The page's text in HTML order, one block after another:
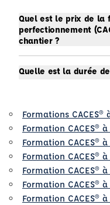
Quel est le prix de la
perfectionnement
chantier ?
Quelle est la durée
Formations
Formation CACES®
Formation CACES®
Formation CACES®
Formation CACES®
Formation CACES®
Formation CACES®